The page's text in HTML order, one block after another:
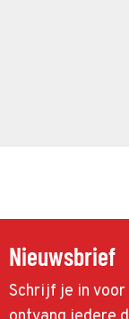
Nieuwsbrief
Schrijf je in